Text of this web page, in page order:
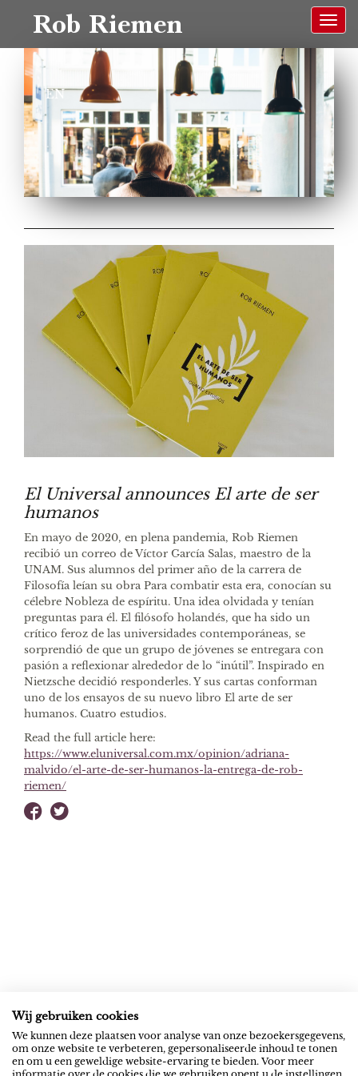
Rob Riemen
EN
El Universal announces El arte de ser
humanos
En mayo de 2020, en plena pandemia, Rob Riemen
recibió un correo de Víctor García Salas, maestro de la
UNAM. Sus alumnos del primer año de la carrera de
Filosofía leían su obra Para combatir esta era, conocían su
célebre Nobleza de espíritu. Una idea olvidada y tenían
preguntas para él. El filósofo holandés, que ha sido un
crítico feroz de las universidades contemporáneas, se
sorprendió de que un grupo de jóvenes se entregara con
pasión a reflexionar alrededor de lo “inútil”. Inspirado en
Nietzsche decidió responderles. Y sus cartas conforman
uno de los ensayos de su nuevo libro El arte de ser
humanos. Cuatro estudios.
Read the full article here:
https://www.eluniversal.com.mx/opinion/adriana-
malvido/el-arte-de-ser-humanos-la-entrega-de-rob-
riemen/
ROB RIEMEN
News
SOCIAL
YouTube
Wij gebruiken cookies
We kunnen deze plaatsen voor analyse van onze bezoekersgegevens,
om onze website te verbeteren, gepersonaliseerde inhoud te tonen
en om u een geweldige website-ervaring te bieden. Voor meer